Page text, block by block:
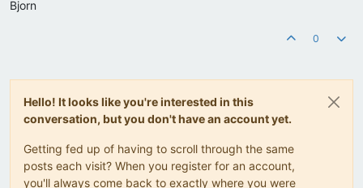
Bjorn
0
Hello! It looks like you're interested in this
conversation, but you don't have an account yet.
Getting fed up of having to scroll through the same
posts each visit? When you register for an account,
you'll always come back to exactly where you were